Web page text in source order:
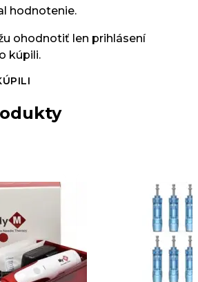
hodnotenie.
ohodnotiť len prihlásení
kúpili.